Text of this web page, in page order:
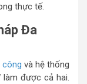
thực tế.
Đa
công và hệ thống
làm được cả hai.